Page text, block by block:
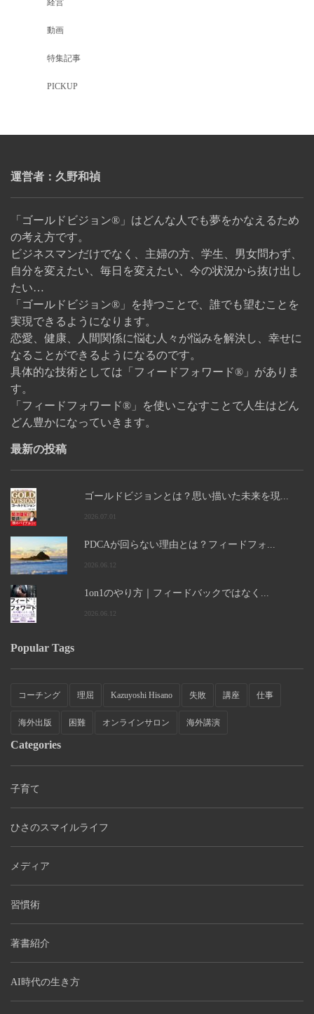
動画
特集記事
PICKUP
運営者：久野和禎
「ゴールドビジョン®」はどんな人でも夢をかなえるため
の考え方です。
ビジネスマンだけでなく、主婦の方、学生、男女問わず、
自分を変えたい、毎日を変えたい、今の状況から抜け出し
たい…
「ゴールドビジョン®」を持つことで、誰でも望むことを
実現できるようになります。
恋愛、健康、人間関係に悩む人々が悩みを解決し、幸せに
なることができるようになるのです。
具体的な技術としては「フィードフォワード®」がありま
す。
「フィードフォワード®」を使いこなすことで人生はどん
どん豊かになっていきます。
最新の投稿
ゴールドビジョンとは？思い描いた未来を現...
2026.07.01
PDCAが回らない理由とは？フィードフォ...
2026.06.12
1on1のやり方｜フィードバックではなく...
2026.06.12
Popular Tags
コーチング 理屈 Kazuyoshi Hisano 失敗 講座 仕事
海外出版 困難 オンラインサロン 海外講演
Categories
子育て
ひさのスマイルライフ
メディア
習慣術
著書紹介
AI時代の生き方